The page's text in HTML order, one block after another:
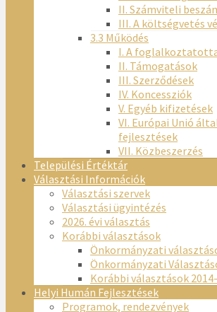
II. Számviteli
III. A költségvetés
3.3 Működés
I. A
II. Támogatások
III. Szerződések
IV. Koncessziók
V. Egyéb kifizetések
VI. Európai Unió
fejlesztések
VII. Közbeszerzés
Települési Értéktár
Választási Információk
Választási szervek
Választási ügyintézés
2026. évi választás
Korábbi választások
Önkormányzati
Önkormányzati
Korábbi választások
Helyi Humán Fejlesztések
Programok, rendezvények